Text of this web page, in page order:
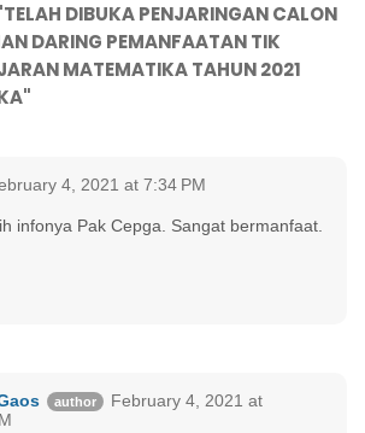
DIBUKA PENJARINGAN CALON
DARING PEMANFAATAN TIK
MATEMATIKA TAHUN 2021
4, 2021 at 7:34 PM
infonya Pak Cepga. Sangat bermanfaat.
February 4, 2021 at